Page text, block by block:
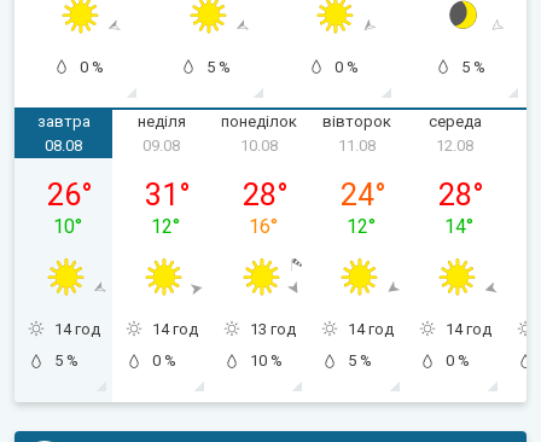
0 % 5 % 0 % 5 %
завтра
субота, 08.08
08.08
26°
10°
14 год
5 %
неділя
09.08
31 °
12°
14 год
0 %
понеділок
10.08
28°
16°
13 год
10 %
вівторок
11.08
24°
12°
14 год
5 %
середа
12.08
28°
14°
14 год
0 %